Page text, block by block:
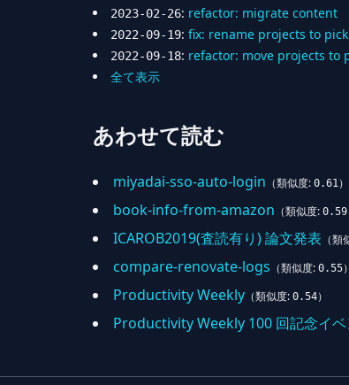
2023-02-26: refactor: migrate content
2022-09-19: fix: rename projects to
2022-09-18: refactor: move projects to
全て表示
あわせて読む
miyadai-sso-auto-login （類似度: 0.61）
book-info-from-amazon （類似度: 0.59
ICAROB2019(査読有り) 論文発表 （類
compare-renovate-logs （類似度: 0.55）
Productivity Weekly （類似度: 0.54）
Productivity Weekly 100 回記念イベ